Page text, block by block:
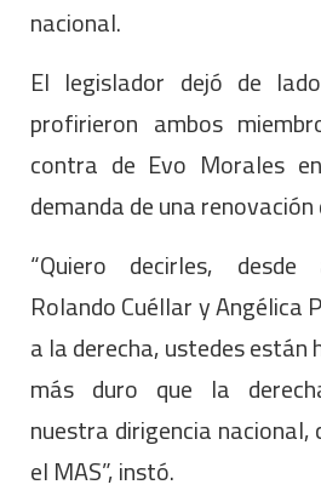
nacional.
El legislador dejó de
profirieron ambos
contra de Evo Morales
demanda de una
“Quiero decirles, desde
Rolando Cuéllar y Angélica
a la derecha, ustedes están
más duro que la
nuestra dirigencia
el MAS”, instó.